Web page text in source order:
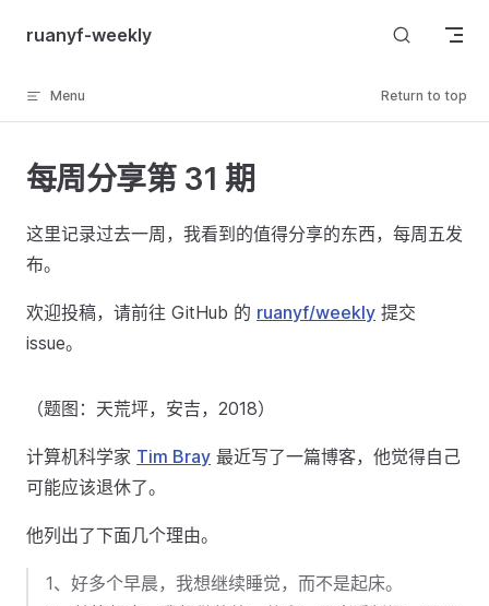
Skip to content
ruanyf-weekly
Menu Return to top
每周分享第 31 期
这里记录过去一周，我看到的值得分享的东西，每周五发
布。
欢迎投稿，请前往 GitHub 的 ruanyf/weekly 提交
issue。
（题图：天荒坪，安吉，2018）
计算机科学家 Tim Bray 最近写了一篇博客，他觉得自己
可能应该退休了。
他列出了下面几个理由。
1、好多个早晨，我想继续睡觉，而不是起床。